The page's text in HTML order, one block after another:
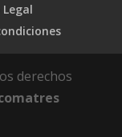
Legal
derechos